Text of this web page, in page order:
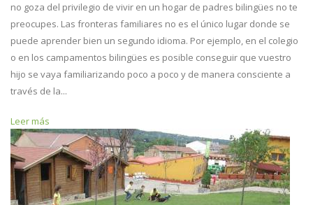
no goza del privilegio de vivir en un hogar de padres bilingües no te
preocupes. Las fronteras familiares no es el único lugar donde se
puede aprender bien un segundo idioma. Por ejemplo, en el colegio
o en los campamentos bilingües es posible conseguir que vuestro
hijo se vaya familiarizando poco a poco y de manera consciente a
través de la...
Leer más